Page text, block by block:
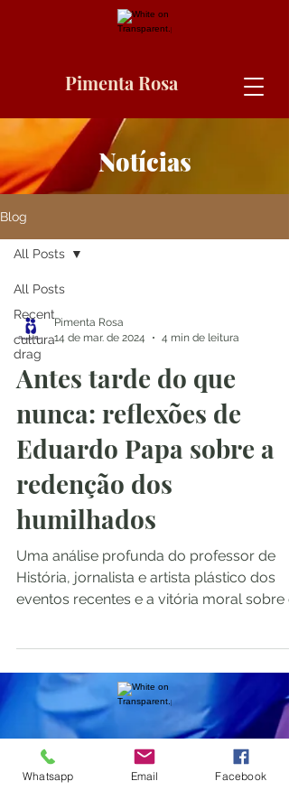
Pimenta Rosa
Notícias
Blog
All Posts
Recent
cultura
drag
All Posts
Pimenta Rosa
14 de mar. de 2024
4 min de leitura
Antes tarde do que
nunca: reflexões de
Eduardo Papa sobre a
redenção dos
humilhados
Uma análise profunda do professor de
História, jornalista e artista plástico dos
eventos recentes e a vitória moral sobre
Pimenta Rosa
Whatsapp Email Facebook